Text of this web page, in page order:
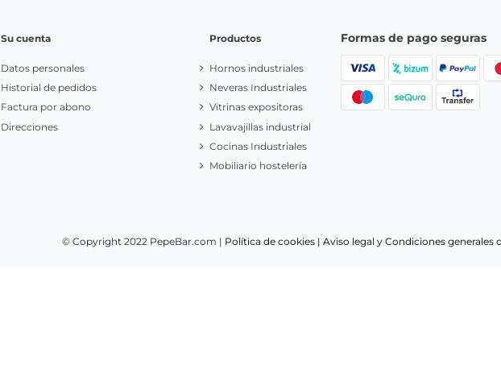
Su cuenta
Datos personales
Historial de pedidos
Factura por abono
Direcciones
Productos
Hornos industriales
Neveras Industriales
Vitrinas expositoras
Lavavajillas industrial
Cocinas Industriales
Mobiliario hostelería
Formas de pago seguras
© Copyright 2022 PepeBar.com | Política de cookies | Aviso legal y Condiciones generales